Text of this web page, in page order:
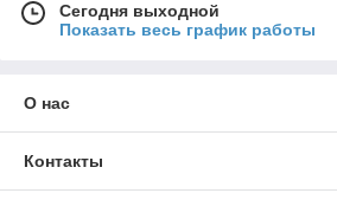
Сегодня выходной
Показать весь график работы
О нас
Контакты